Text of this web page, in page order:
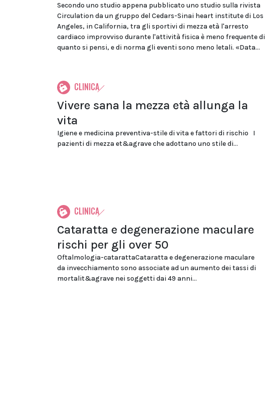
Secondo uno studio appena pubblicato uno studio sulla rivista
Circulation da un gruppo del Cedars-Sinai heart institute di Los
Angeles, in California, tra gli sportivi di mezza età l'arresto
cardiaco improvviso durante l'attività fisica è meno frequente di
quanto si pensi, e di norma gli eventi sono meno letali. «Data...
CLINICA
Vivere sana la mezza età allunga la
vita
Igiene e medicina preventiva-stile di vita e fattori di rischio I
pazienti di mezza et&agrave che adottano uno stile di...
CLINICA
Cataratta e degenerazione maculare
rischi per gli over 50
Oftalmologia-catarattaCataratta e degenerazione maculare
da invecchiamento sono associate ad un aumento dei tassi di
mortalit&agrave nei soggetti dai 49 anni...